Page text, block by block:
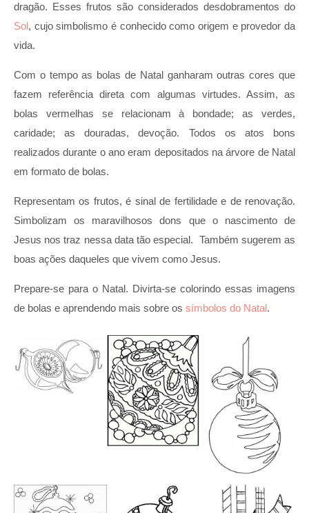
dragão. Esses frutos são considerados desdobramentos do
Sol, cujo simbolismo é conhecido como origem e provedor da
vida.
Com o tempo as bolas de Natal ganharam outras cores que
fazem referência direta com algumas virtudes. Assim, as
bolas vermelhas se relacionam à bondade; as verdes,
caridade; as douradas, devoção. Todos os atos bons
realizados durante o ano eram depositados na árvore de Natal
em formato de bolas.
Representam os frutos, é sinal de fertilidade e de renovação.
Simbolizam os maravilhosos dons que o nascimento de
Jesus nos traz nessa data tão especial. Também sugerem as
boas ações daqueles que vivem como Jesus.
Prepare-se para o Natal. Divirta-se colorindo essas imagens
de bolas e aprendendo mais sobre os símbolos do Natal.